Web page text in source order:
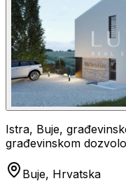
Istra, Buje,
građevinskom
Buje, Hrvatska